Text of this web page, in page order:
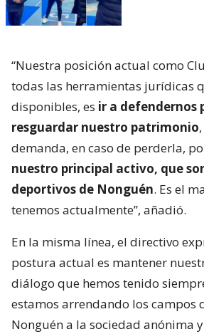
“Nuestra posición actual como
todas las herramientas jurídicas
disponibles, es ir a defendernos
resguardar nuestro patrimonio
demanda, en caso de perderla,
nuestro principal activo, que
deportivos de Nonguén. Es el
tenemos actualmente”, añadió.
En la misma línea, el directivo
postura actual es mantener
diálogo que hemos tenido
estamos arrendando los campos
Nonguén a la sociedad anónima